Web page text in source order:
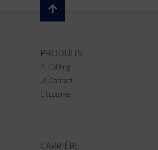
PRODUITS
P|Cabling
U|Contact
C|Logline
CARRIÈRE